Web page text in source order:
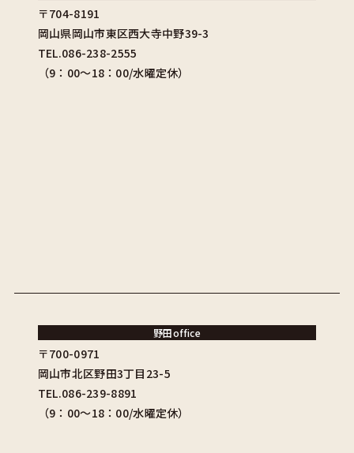
〒704-8191
岡山県岡山市東区西大寺中野39-3
TEL.086-238-2555
（9：00〜18：00/水曜定休）
野田office
〒700-0971
岡山市北区野田3丁目23-5
TEL.086-239-8891
（9：00〜18：00/水曜定休）